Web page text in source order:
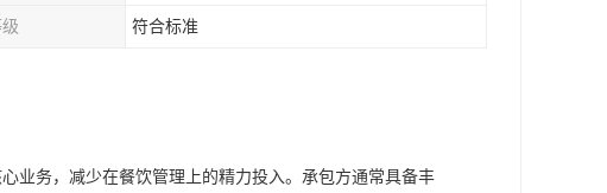
级 符合标准
业务，减少在餐饮管理上的精力投入。承包方通常具备丰